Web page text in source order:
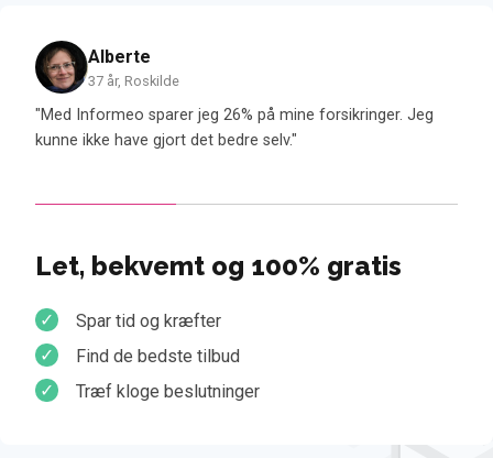
Alberte
37 år, Roskilde
"Med Informeo sparer jeg 26% på mine forsikringer. Jeg
kunne ikke have gjort det bedre selv."
Let, bekvemt og 100% gratis
Spar tid og kræfter
Find de bedste tilbud
Træf kloge beslutninger